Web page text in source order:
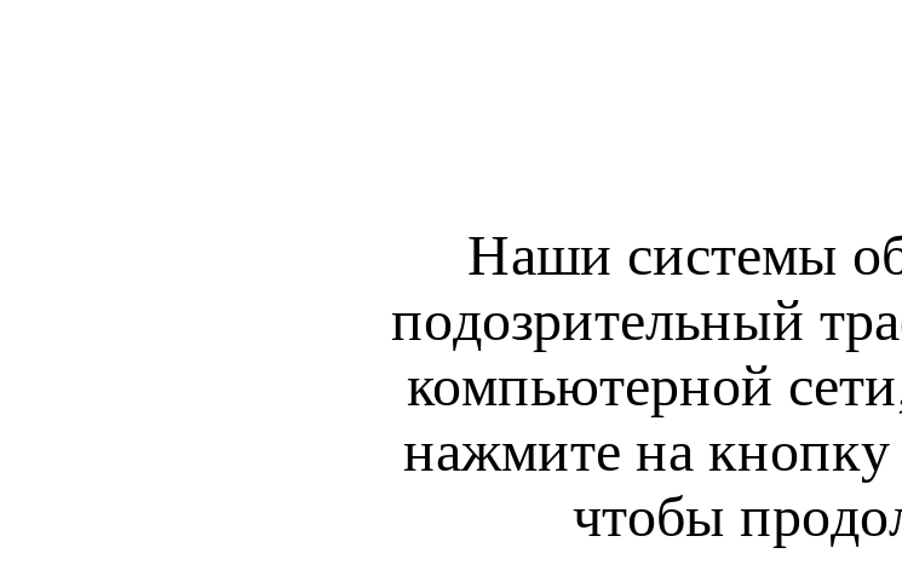
Наши системы
подозрительный
компьютерной
нажмите на
чтобы